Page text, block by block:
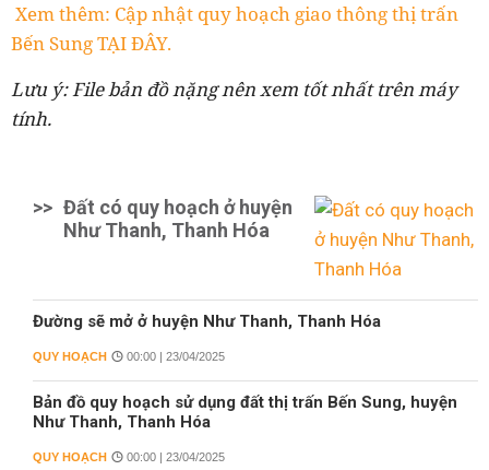
Xem thêm: Cập nhật quy hoạch giao thông thị trấn
Bến Sung TẠI ĐÂY.
Lưu ý: File bản đồ nặng nên xem tốt nhất trên máy
tính.
>> Đất có quy hoạch ở huyện
Như Thanh, Thanh Hóa
Đường sẽ mở ở huyện Như Thanh, Thanh Hóa
QUY HOẠCH 00:00 | 23/04/2025
Bản đồ quy hoạch sử dụng đất thị trấn Bến Sung, huyện
Như Thanh, Thanh Hóa
QUY HOẠCH 00:00 | 23/04/2025